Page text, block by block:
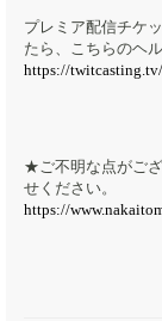
プレミア配信チケ
たら、こちらのヘ
https://
★ご不明な点がご
せください。
https://